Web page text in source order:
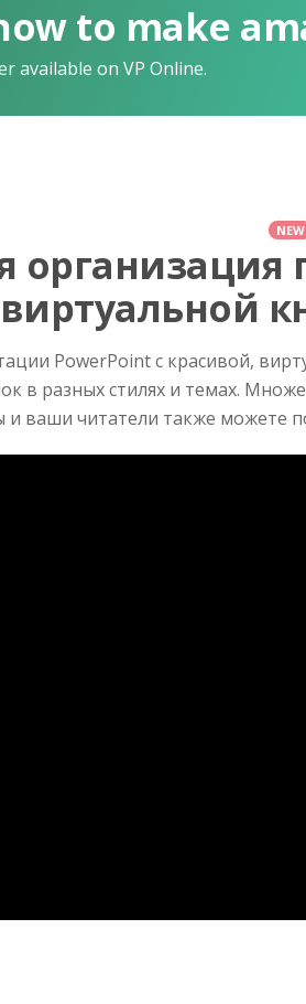
to make
available on VP Online.
NEW
виртуальной
PowerPoint с красивой,
в разных стилях и темах.
ваши читатели также можете